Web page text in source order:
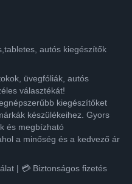
autós kiegészítők
üvegfóliák, autós
választékát!
kiegészítőket
készülékeihez. Gyors
és megbízható
a minőség és a kedvező ár
| 💳 Biztonságos fizetés